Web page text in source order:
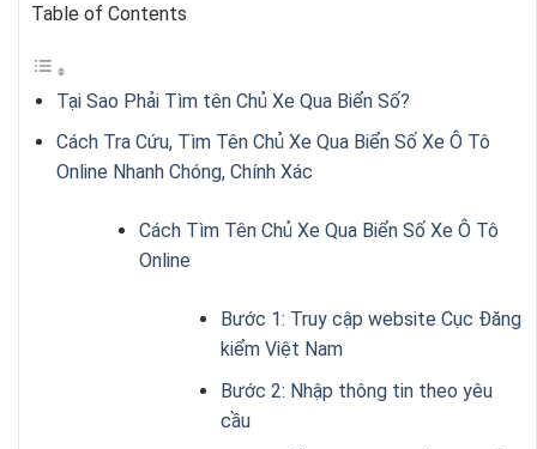
Table of Contents
Tại Sao Phải Tìm tên Chủ Xe Qua Biển Số?
Cách Tra Cứu, Tìm Tên Chủ Xe Qua Biển Số Xe Ô Tô
Online Nhanh Chóng, Chính Xác
Cách Tìm Tên Chủ Xe Qua Biển Số Xe Ô Tô
Online
Bước 1: Truy cập website Cục Đăng
kiểm Việt Nam
Bước 2: Nhập thông tin theo yêu
cầu